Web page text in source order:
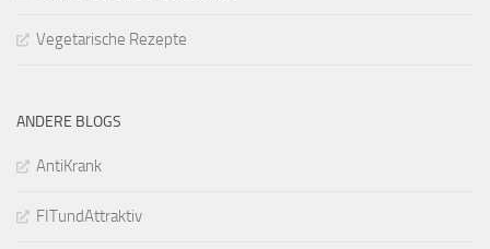
Vegetarische Rezepte
ANDERE BLOGS
AntiKrank
FITundAttraktiv